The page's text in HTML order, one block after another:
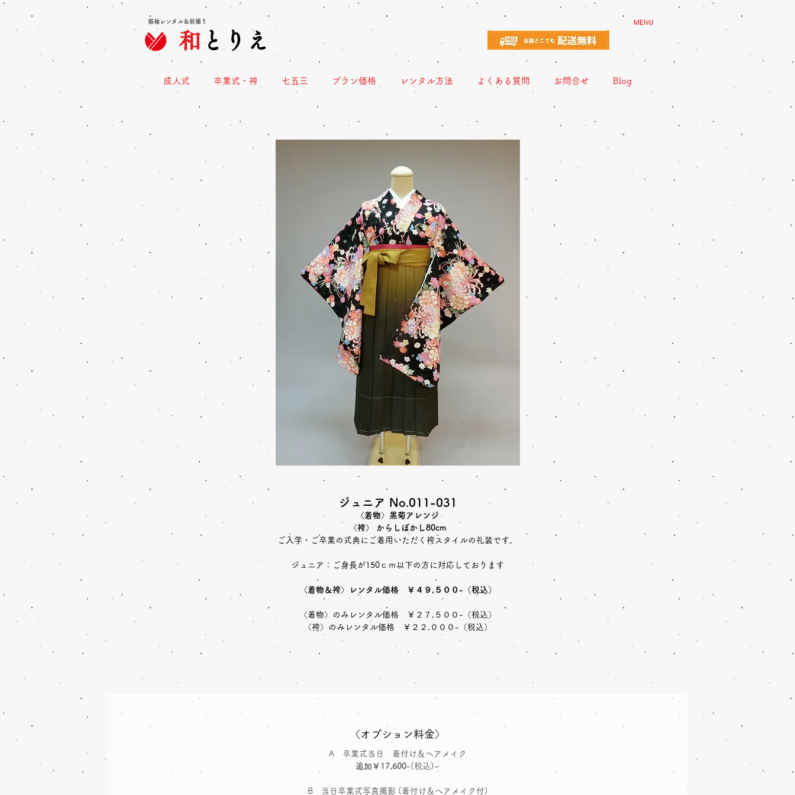
和とりえ
振袖レンタル＆前撮り MENU
成人式 卒業式・袴 七五三 プラン価格 レンタル方法 よくある質問 お問合せ Blog
ジュニア No.011-031
〈着物〉黒菊アレンジ
〈袴〉 からしぼかし80cm
ご入学・ご卒業の式典にご着用いただく袴スタイルの礼装です。
ジュニア：ご身長が150ｃｍ以下の方に対応しております
〈着物＆袴〉レンタル価格 ￥４９,５００-（税込）
〈着物〉のみレンタル価格 ￥２７,５００-（税込）
〈袴〉のみレンタル価格 ￥２２,０００-（税込）
〈オプション料金〉
A 卒業式当日 着付け＆ヘアメイク
追加￥17,600-(税込)~
B 当日卒業式写真撮影 (着付け＆ヘアメイク付)